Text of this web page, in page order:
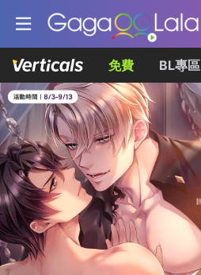
免費 BL專區
Homepage